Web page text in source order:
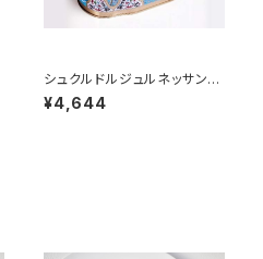
シュクルドルジュルネッサン
ス 160g（フランス・モレ）
¥4,644